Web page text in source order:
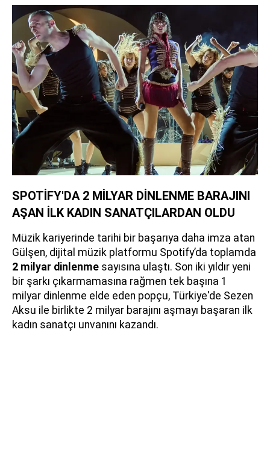
SPOTİFY'DA 2 MİLYAR DİNLENME BARAJINI
AŞAN İLK KADIN SANATÇILARDAN OLDU
Müzik kariyerinde tarihi bir başarıya daha imza atan
Gülşen, dijital müzik platformu Spotify’da toplamda
2 milyar dinlenme sayısına ulaştı. Son iki yıldır yeni
bir şarkı çıkarmamasına rağmen tek başına 1
milyar dinlenme elde eden popçu, Türkiye'de Sezen
Aksu ile birlikte 2 milyar barajını aşmayı başaran ilk
kadın sanatçı unvanını kazandı.